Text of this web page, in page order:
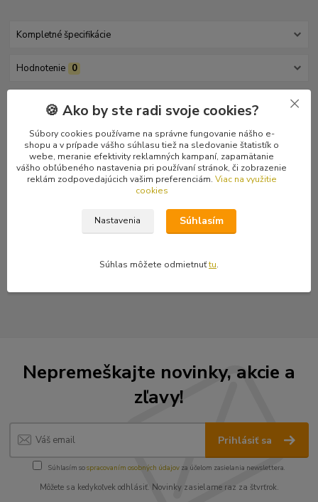
Kompletné špecifikácie
Hodnotenie 0
Komentáre
Kompletné špecifikácie
Originálne šnúrky do topánok Steel v dĺžke 80 cm a v rôznych
farbách - v bielej, červenej a v čiernej. Cena je za pár.
Tovar zaradený v kategóriách
Nepremeškajte novinky, akcie a
zľavy!
Prihlásiť sa
Súhlasím sospracovaním osobných údajov za účelom zasielania newslettera.
Môžete sa kedykoľvek odhlásiť. Novinky zasielame raz za štvrťrok.
🍪 Ako by ste radi svoje cookies?
Súbory cookies používame na správne fungovanie nášho e-
shopu a v prípade vášho súhlasu tiež na sledovanie štatistík o
webe, meranie efektivity reklamných kampaní, zapamätanie
vášho obľúbeného nastavenia pri používaní stránok, či zobrazenie
reklám zodpovedajúcich vašim preferenciám. Viac na využitie
cookies
Nastavenia Súhlasím
Súhlas môžete odmietnuťtu.